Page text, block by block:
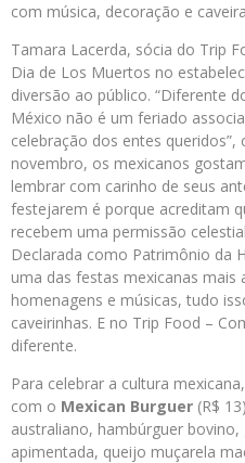
com música, decoração e
Tamara Lacerda, sócia do Trip
Dia de Los Muertos no
diversão ao público. “Diferente
México não é um feriado
celebração dos entes queridos”,
novembro, os mexicanos
lembrar com carinho de seus
festejarem é porque acreditam
recebem uma permissão
Declarada como Patrimônio da
uma das festas mexicanas mais
homenagens e músicas, tudo
caveirinhas. E no Trip Food –
diferente.
Para celebrar a cultura mexicana
com o Mexican Burguer (R$
australiano, hambúrguer
apimentada, queijo muçarela